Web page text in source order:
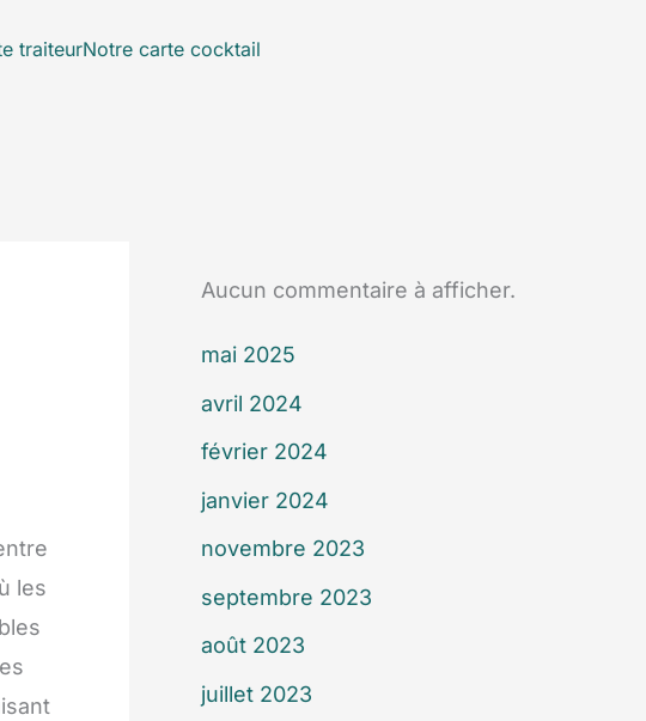
traiteurNotre carte cocktail
les
Aucun commentaire à afficher.
mai 2025
avril 2024
février 2024
janvier 2024
novembre 2023
septembre 2023
août 2023
juillet 2023